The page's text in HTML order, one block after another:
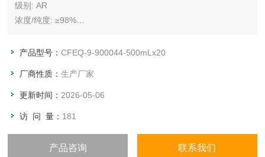
级别: AR
浓度/纯度: ≥98%
产品型号：CFEQ-9-900044-500mLx20
厂商性质：生产厂家
更新时间： 2026-05-06
访 问 量： 181
产品咨询 联系我们